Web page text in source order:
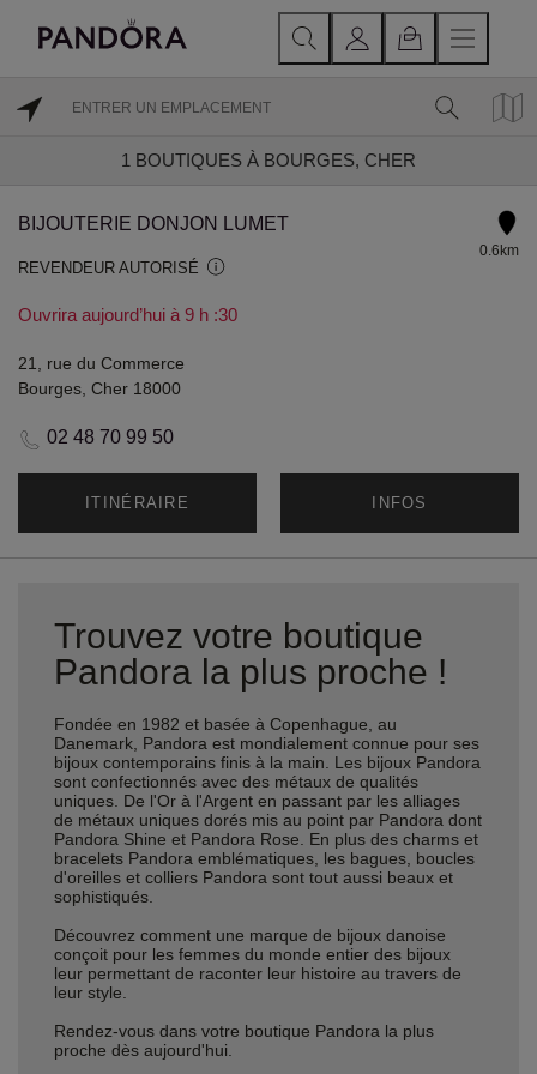
1 BOUTIQUES À BOURGES, CHER
BIJOUTERIE DONJON LUMET
REVENDEUR AUTORISÉ
Ouvrira aujourd’hui à 9 h :30
0.6km
21, rue du Commerce
Bourges, Cher 18000
02 48 70 99 50
ITINÉRAIRE INFOS
Trouvez votre boutique
Pandora la plus proche !
Fondée en 1982 et basée à Copenhague, au
Danemark, Pandora est mondialement connue pour ses
bijoux contemporains finis à la main. Les bijoux Pandora
sont confectionnés avec des métaux de qualités
uniques. De l'Or à l'Argent en passant par les alliages
de métaux uniques dorés mis au point par Pandora dont
Pandora Shine et Pandora Rose. En plus des charms et
bracelets Pandora emblématiques, les bagues, boucles
d'oreilles et colliers Pandora sont tout aussi beaux et
sophistiqués.
Découvrez comment une marque de bijoux danoise
conçoit pour les femmes du monde entier des bijoux
leur permettant de raconter leur histoire au travers de
leur style.
Rendez-vous dans votre boutique Pandora la plus
proche dès aujourd'hui.